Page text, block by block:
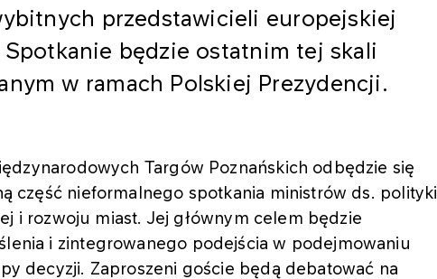
przedstawicieli europejskiej
będzie ostatnim tej skali
w ramach Polskiej Prezydencji.
Targów Poznańskich odbędzie się
część nieformalnego spotkania ministrów ds. polityki
i rozwoju miast. Jej głównym celem będzie
i zintegrowanego podejścia w podejmowaniu
decyzji. Zaproszeni goście będą debatować na